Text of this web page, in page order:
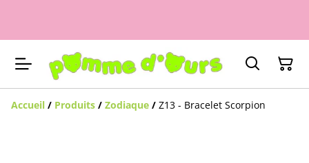
Accueil / Produits / Zodiaque / Z13 - Bracelet Scorpion